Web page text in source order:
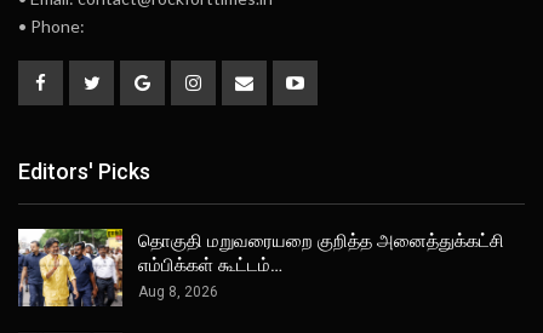
• Phone:
Editors' Picks
தொகுதி மறுவரையறை குறித்த அனைத்துக்கட்சி
எம்பிக்கள் கூட்டம்…
Aug 8, 2026